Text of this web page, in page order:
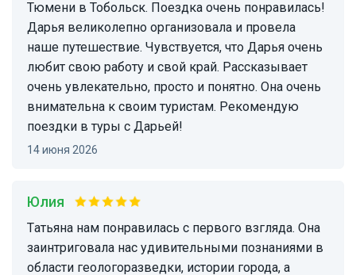
Тюмени в Тобольск. Поездка очень понравилась!
Дарья великолепно организовала и провела
наше путешествие. Чувствуется, что Дарья очень
любит свою работу и свой край. Рассказывает
очень увлекательно, просто и понятно. Она очень
внимательна к своим туристам. Рекомендую
поездки в туры с Дарьей!
14 июня 2026
Юлия
Татьяна нам понравилась с первого взгляда. Она
заинтриговала нас удивительными познаниями в
области геологоразведки, истории города, а